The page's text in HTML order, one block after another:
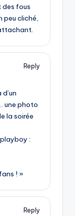
fous
peu cliché,
Reply
une photo
la soirée
:
! »
Reply